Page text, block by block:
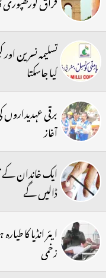
تسلیمہ نسرین
کیا جاسکتا
برقی
آغاز
ایک خاندان کے
ڈالیں گے
زخمی